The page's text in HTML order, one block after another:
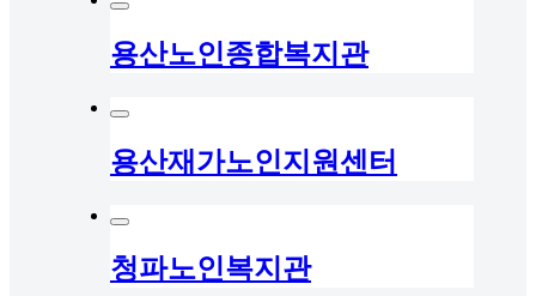
용산노인종합복지관
용산재가노인지원센터
청파노인복지관